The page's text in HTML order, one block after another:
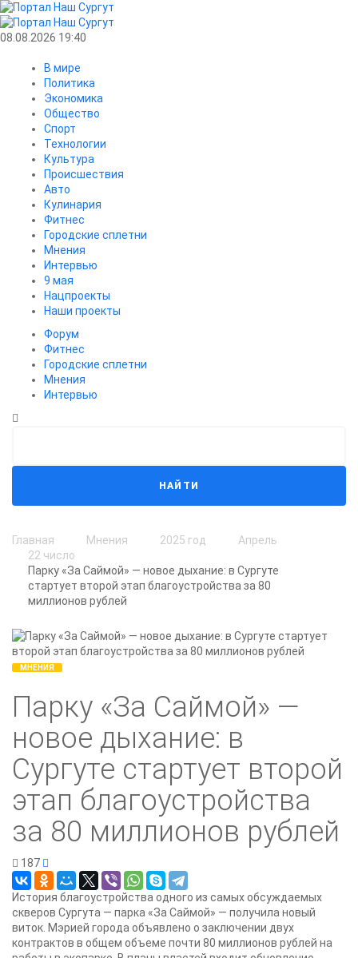
08.08.2026 19:40
В мире
Политика
Экономика
Общество
Спорт
Технологии
Культура
Происшествия
Авто
Кулинария
Фитнес
Городские сплетни
Мнения
Интервью
9 мая
Нацпроекты
Наши проекты
Форум
Фитнес
Городские сплетни
Мнения
Интервью
НАЙТИ
Главная Мнения 2025 год
Апрель
22 число
Парку «За Саймой» — новое дыхание: в Сургуте
стартует второй этап благоустройства за 80
миллионов рублей
МНЕНИЯ
Парку «За Саймой» —
новое дыхание: в
Сургуте стартует второй
этап благоустройства
за 80 миллионов рублей
187
История благоустройства одного из самых обсуждаемых
скверов Сургута — парка «За Саймой» — получила новый
виток. Мэрией города объявлено о заключении двух
контрактов в общем объеме почти 80 миллионов рублей на